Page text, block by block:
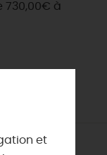
730,00€ à
et